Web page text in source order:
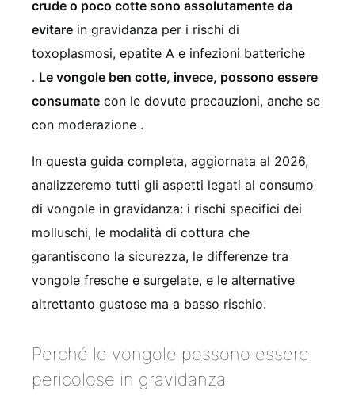
crude o poco cotte sono assolutamente da
evitare in gravidanza per i rischi di
toxoplasmosi, epatite A e infezioni batteriche
. Le vongole ben cotte, invece, possono essere
consumate con le dovute precauzioni, anche se
con moderazione .
In questa guida completa, aggiornata al 2026,
analizzeremo tutti gli aspetti legati al consumo
di vongole in gravidanza: i rischi specifici dei
molluschi, le modalità di cottura che
garantiscono la sicurezza, le differenze tra
vongole fresche e surgelate, e le alternative
altrettanto gustose ma a basso rischio.
Perché le vongole possono essere
pericolose in gravidanza